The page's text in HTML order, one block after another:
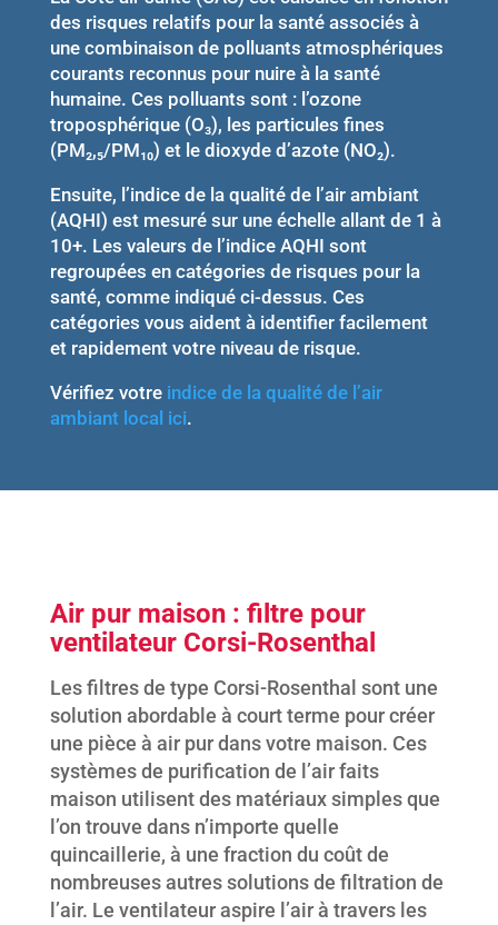
des risques relatifs pour la santé associés à
une combinaison de polluants atmosphériques
courants reconnus pour nuire à la santé
humaine. Ces polluants sont : l’ozone
troposphérique (O₃), les particules fines
(PM₂,₅/PM₁₀) et le dioxyde d’azote (NO₂).
Ensuite, l’indice de la qualité de l’air ambiant
(AQHI) est mesuré sur une échelle allant de 1 à
10+. Les valeurs de l’indice AQHI sont
regroupées en catégories de risques pour la
santé, comme indiqué ci-dessus. Ces
catégories vous aident à identifier facilement
et rapidement votre niveau de risque.
Vérifiez votre indice de la qualité de l’air
ambiant local ici.
Air pur maison : filtre pour
ventilateur Corsi-Rosenthal
Les filtres de type Corsi-Rosenthal sont une
solution abordable à court terme pour créer
une pièce à air pur dans votre maison. Ces
systèmes de purification de l’air faits
maison utilisent des matériaux simples que
l’on trouve dans n’importe quelle
quincaillerie, à une fraction du coût de
nombreuses autres solutions de filtration de
l’air. Le ventilateur aspire l’air à travers les